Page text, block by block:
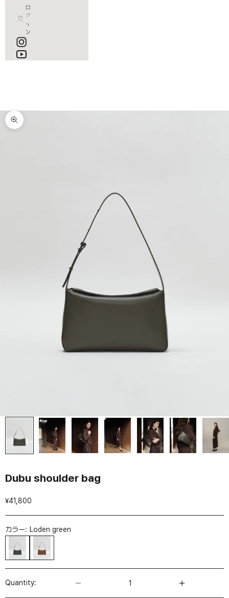
ロ
グ
イ
ン
ズームイン
Dubu shoulder bag
セール価格
¥41,800
カラー: Loden green
Loden greenToasted caramel
Quantity:数量を減らす 数量を増やす